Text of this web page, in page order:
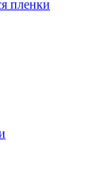
пленки